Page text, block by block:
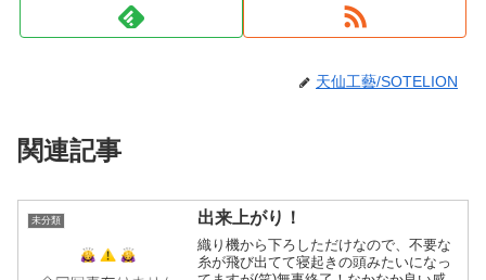
天仙工藝/SOTELION
関連記事
未分類 出来上がり！
織り機から下ろしただけなので、不要な
糸が飛び出てて寝起きの頭みたいになっ